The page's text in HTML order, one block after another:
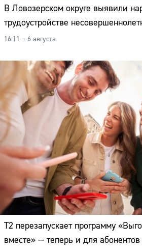
В Ловозерском округе выявили
трудоустройстве
16:11 – 6 августа
Т2 перезапускает программу
вместе» — теперь и для